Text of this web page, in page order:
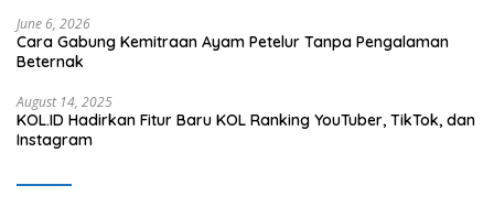
June 6, 2026
Cara Gabung Kemitraan Ayam Petelur Tanpa Pengalaman
Beternak
August 14, 2025
KOL.ID Hadirkan Fitur Baru KOL Ranking YouTuber, TikTok, dan
Instagram